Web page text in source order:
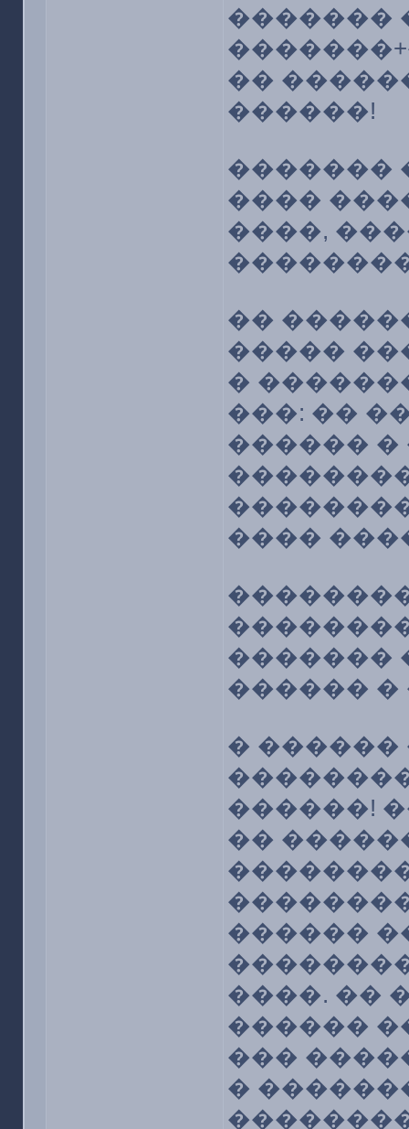
�������
��
������!
�������
����
����,
��
�����
�
���: ��
������ �
����
�������
������ �
� ������
������!
��
������
����. ��
������
���
�